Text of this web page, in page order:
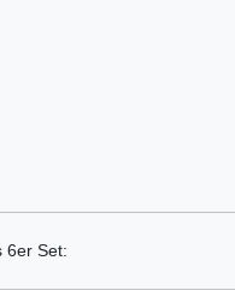
6er Set: